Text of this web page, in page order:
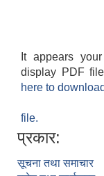
It appears
display PDF
here to
file.
प्रकार:
सूचना तथा समाचार